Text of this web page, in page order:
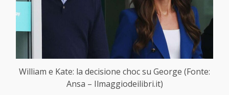
William e Kate: la decisione choc su George (Fonte:
Ansa – Ilmaggiodeilibri.it)